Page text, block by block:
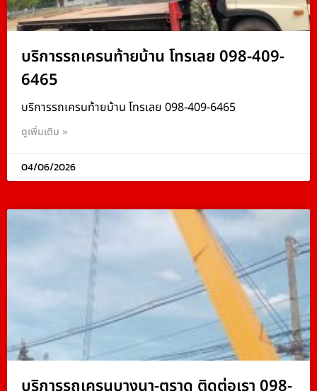
บริการรถเครนท้ายบ้าน โทรเลย 098-409-
6465
บริการรถเครนท้ายบ้าน โทรเลย 098-409-6465
ดูเพิ่มเติม »
04/06/2026